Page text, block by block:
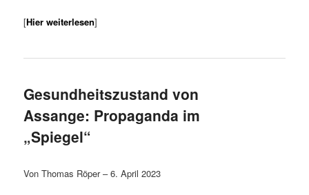
[Hier weiterlesen]
Gesundheitszustand von
Assange: Propaganda im
„Spiegel“
Von Thomas Röper – 6. April 2023